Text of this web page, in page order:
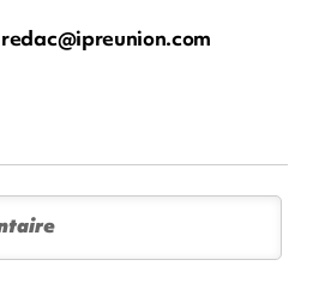
redac@ipreunion.com